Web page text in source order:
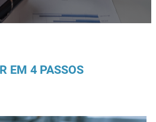
EM 4 PASSOS